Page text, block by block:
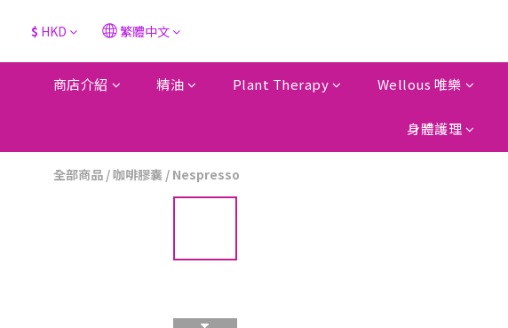
$ HKD 繁體中文
商店介紹 精油 Plant Therapy Wellous 唯樂
身體護理
全部商品 /咖啡膠囊 / Nespresso